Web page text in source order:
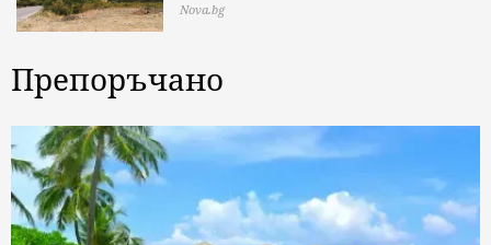
Nova.bg
Препоръчано